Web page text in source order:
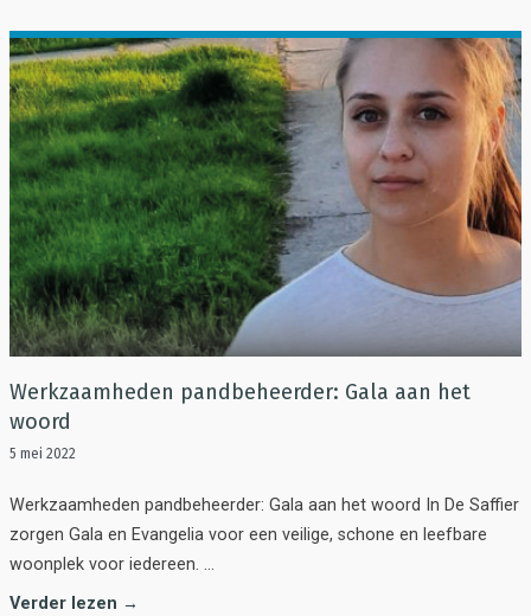
Werkzaamheden pandbeheerder: Gala aan het
woord
5 mei 2022
Werkzaamheden pandbeheerder: Gala aan het woord In De Saffier
zorgen Gala en Evangelia voor een veilige, schone en leefbare
woonplek voor iedereen. …
Verder lezen →